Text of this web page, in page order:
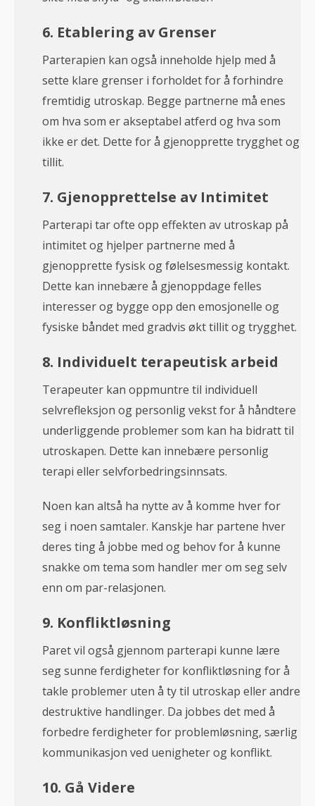
6. Etablering av Grenser
Parterapien kan også inneholde hjelp med å
sette klare grenser i forholdet for å forhindre
fremtidig utroskap. Begge partnerne må enes
om hva som er akseptabel atferd og hva som
ikke er det. Dette for å gjenopprette trygghet og
tillit.
7. Gjenopprettelse av Intimitet
Parterapi tar ofte opp effekten av utroskap på
intimitet og hjelper partnerne med å
gjenopprette fysisk og følelsesmessig kontakt.
Dette kan innebære å gjenoppdage felles
interesser og bygge opp den emosjonelle og
fysiske båndet med gradvis økt tillit og trygghet.
8. Individuelt terapeutisk arbeid
Terapeuter kan oppmuntre til individuell
selvrefleksjon og personlig vekst for å håndtere
underliggende problemer som kan ha bidratt til
utroskapen. Dette kan innebære personlig
terapi eller selvforbedringsinnsats.
Noen kan altså ha nytte av å komme hver for
seg i noen samtaler. Kanskje har partene hver
deres ting å jobbe med og behov for å kunne
snakke om tema som handler mer om seg selv
enn om par-relasjonen.
9. Konfliktløsning
Paret vil også gjennom parterapi kunne lære
seg sunne ferdigheter for konfliktløsning for å
takle problemer uten å ty til utroskap eller andre
destruktive handlinger. Da jobbes det med å
forbedre ferdigheter for problemløsning, særlig
kommunikasjon ved uenigheter og konflikt.
10. Gå Videre